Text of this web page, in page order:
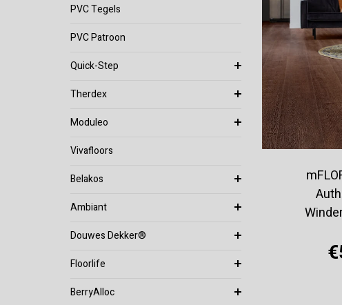
PVC Tegels
PVC Patroon
Quick-Step
Therdex
Moduleo
Vivafloors
Belakos
Ambiant
Douwes Dekker®
Floorlife
BerryAlloc